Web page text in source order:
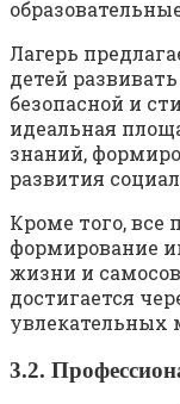
Лагерь
детей
безопасной и
идеальная
знаний,
развития
Кроме того,
формирование
жизни и
достигается
увлекательных
3.2.